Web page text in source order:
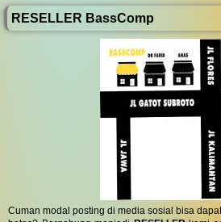
RESELLER BassComp
Cuman modal posting di media sosial bisa